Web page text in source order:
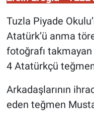
Tuzla Piyade
Atatürk’ü anma
fotoğrafı
4 Atatürkçü
Arkadaşlarının
eden teğmen
İlan
Kimdir
Kültür Sanat